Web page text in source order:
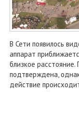
В Сети появилось
аппарат
близкое
подтверждена,
действие